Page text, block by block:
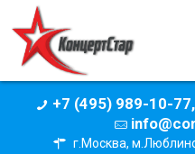
+7 (495) 989-10-77,
г.Москва,